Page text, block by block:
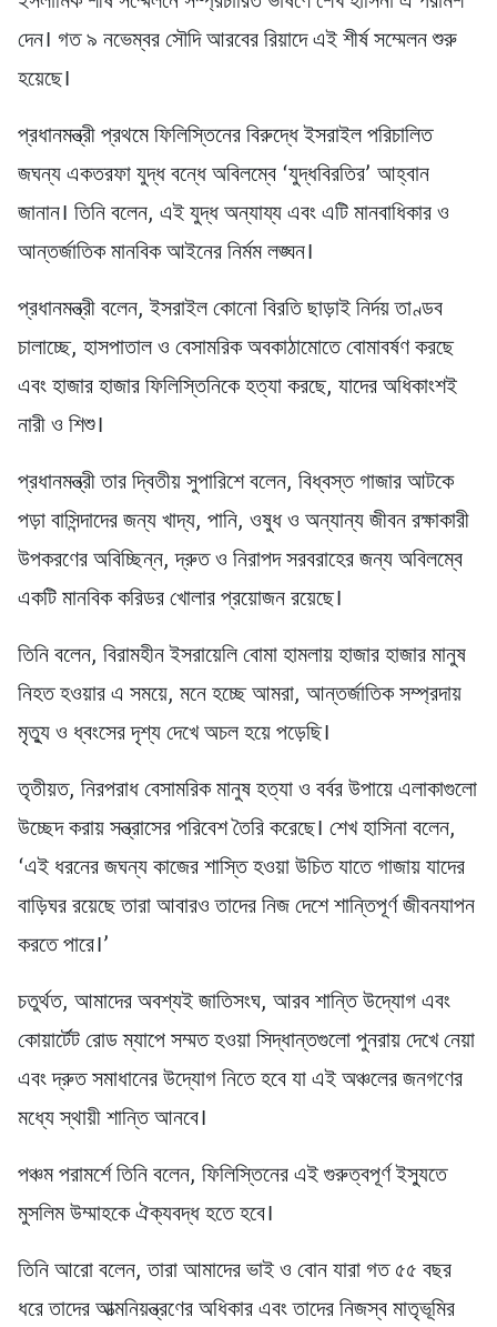
দেন। গত ৯ নভেম্বর সৌদি আরবের রিয়াদে এই শীর্ষ সম্মেলন শুরু
হয়েছে।
প্রধানমন্ত্রী প্রথমে ফিলিস্তিনের বিরুদ্ধে ইসরাইল পরিচালিত
জঘন্য একতরফা যুদ্ধ বন্ধে অবিলম্বে ‘যুদ্ধবিরতির’ আহ্বান
জানান। তিনি বলেন, এই যুদ্ধ অন্যায্য এবং এটি মানবাধিকার ও
আন্তর্জাতিক মানবিক আইনের নির্মম লঙ্ঘন।
প্রধানমন্ত্রী বলেন, ইসরাইল কোনো বিরতি ছাড়াই নির্দয় তাণ্ডব
চালাচ্ছে, হাসপাতাল ও বেসামরিক অবকাঠামোতে বোমাবর্ষণ করছে
এবং হাজার হাজার ফিলিস্তিনিকে হত্যা করছে, যাদের অধিকাংশই
নারী ও শিশু।
প্রধানমন্ত্রী তার দ্বিতীয় সুপারিশে বলেন, বিধ্বস্ত গাজার আটকে
পড়া বাসিন্দাদের জন্য খাদ্য, পানি, ওষুধ ও অন্যান্য জীবন রক্ষাকারী
উপকরণের অবিচ্ছিন্ন, দ্রুত ও নিরাপদ সরবরাহের জন্য অবিলম্বে
একটি মানবিক করিডর খোলার প্রয়োজন রয়েছে।
তিনি বলেন, বিরামহীন ইসরায়েলি বোমা হামলায় হাজার হাজার মানুষ
নিহত হওয়ার এ সময়ে, মনে হচ্ছে আমরা, আন্তর্জাতিক সম্প্রদায়
মৃত্যু ও ধ্বংসের দৃশ্য দেখে অচল হয়ে পড়েছি।
তৃতীয়ত, নিরপরাধ বেসামরিক মানুষ হত্যা ও বর্বর উপায়ে এলাকাগুলো
উচ্ছেদ করায় সন্ত্রাসের পরিবেশ তৈরি করেছে। শেখ হাসিনা বলেন,
‘এই ধরনের জঘন্য কাজের শাস্তি হওয়া উচিত যাতে গাজায় যাদের
বাড়িঘর রয়েছে তারা আবারও তাদের নিজ দেশে শান্তিপূর্ণ জীবনযাপন
করতে পারে।’
চতুর্থত, আমাদের অবশ্যই জাতিসংঘ, আরব শান্তি উদ্যোগ এবং
কোয়ার্টেট রোড ম্যাপে সম্মত হওয়া সিদ্ধান্তগুলো পুনরায় দেখে নেয়া
এবং দ্রুত সমাধানের উদ্যোগ নিতে হবে যা এই অঞ্চলের জনগণের
মধ্যে স্থায়ী শান্তি আনবে।
পঞ্চম পরামর্শে তিনি বলেন, ফিলিস্তিনের এই গুরুত্বপূর্ণ ইস্যুতে
মুসলিম উম্মাহকে ঐক্যবদ্ধ হতে হবে।
তিনি আরো বলেন, তারা আমাদের ভাই ও বোন যারা গত ৫৫ বছর
ধরে তাদের আত্মনিয়ন্ত্রণের অধিকার এবং তাদের নিজস্ব মাতৃভূমির